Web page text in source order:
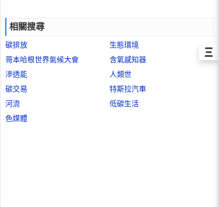
相關搜尋
碳排放
生態環境
哥本哈根世界氣候大會
含氧感知器
滲透能
人類世
碳交易
特斯拉汽車
河流
低碳生活
色媒體
Ξ